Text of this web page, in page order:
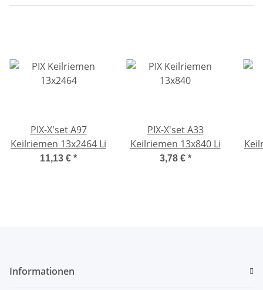
PIX-X'set A97
Keilriemen 13x2464 Li
11,13 € *
PIX-X'set A33
Keilriemen 13x840 Li
3,78 € *
Informationen